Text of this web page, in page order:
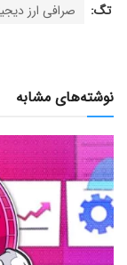
تگ: صرافی ارز
نوشته‌های مشابه